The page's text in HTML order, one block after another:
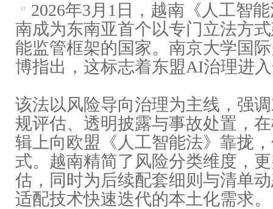
2026年3月1日，越南《 人工智能
南成为东南亚首个以专门立法方
能监管框架的国家。南京大学国
博指出，这标志着东盟AI治理进
该法以风险导向治理为主线，强
规评估、透明披露与事故处置，
辑上向欧盟《人工智能法》靠拢
式。越南精简了风险分类维度，
估，同时为后续配套细则与清单
适配技术快速迭代的本土化需求。